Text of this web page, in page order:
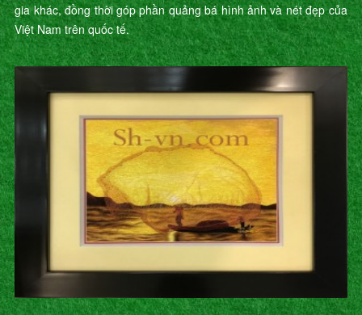
gia khác, đồng thời góp phần quảng bá hình ảnh và nét đẹp của
Việt Nam trên quốc tế.